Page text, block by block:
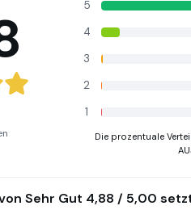
5
4
3
2
1
Die prozentuale
Sehr Gut 4,88 / 5,00